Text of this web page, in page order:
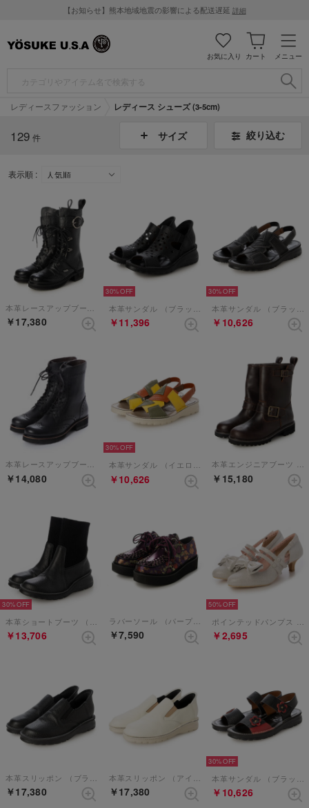
【お知らせ】熊本地域地震の影響による配送遅延 詳細
メニュー
カート
お気に入り
レディースファッション レディース シューズ (3-5cm)
129 件 サイズ 絞り込む
表示順 :
￥17,380
30%
￥11,396
30%
￥10,626
本革レースアップブーツ （ブラック）
￥14,080
30%
本革サンダル （イエローコンビ）
￥10,626
本革エンジニアブーツ （ダークブラウン）
￥15,180
30%
本革ショートブーツ （ブラック）
￥13,706
ラバーソール （パープルコンビ）【和柄】
￥7,590
50%
ポインテッドパンプス （シルバー）
￥2,695
￥17,380 ￥17,380
30%
￥10,626